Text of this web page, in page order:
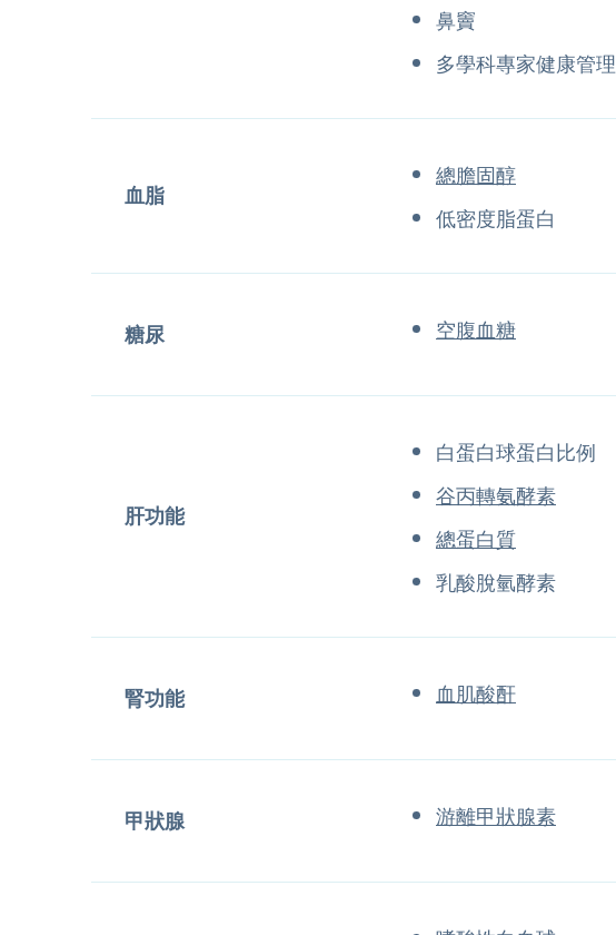
鼻竇
多學科專家健康管理
血脂
總膽固醇
低密度脂蛋白
糖尿 空腹血糖
肝功能
白蛋白球蛋白比例
谷丙轉氨酵素
總蛋白質
乳酸脫氫酵素
腎功能 血肌酸酐
甲狀腺 游離甲狀腺素